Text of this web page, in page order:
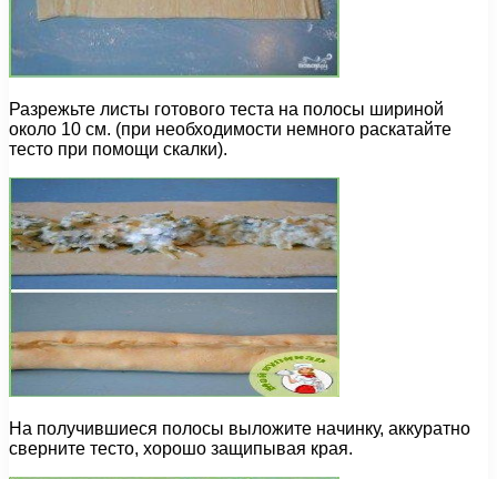
Разрежьте листы готового теста на полосы шириной
около 10 см. (при необходимости немного раскатайте
тесто при помощи скалки).
На получившиеся полосы выложите начинку, аккуратно
сверните тесто, хорошо защипывая края.